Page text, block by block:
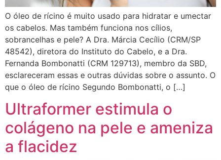
O óleo de rícino é muito usado para hidratar e umectar
os cabelos. Mas também funciona nos cílios,
sobrancelhas e pele? A Dra. Márcia Cecílio (CRM/SP
48542), diretora do Instituto do Cabelo, e a Dra.
Fernanda Bombonatti (CRM 129713), membro da SBD,
esclareceram essas e outras dúvidas sobre o assunto. O
que o óleo de rícino Segundo Bombonatti, o […]
Ultraformer estimula o
colágeno na pele e ameniza
a flacidez